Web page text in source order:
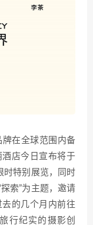
牌在全球范围内备
店今日宣布将于
时特别展览，同时
索”为主题，邀请
的几个月内前往
行纪实的摄影创